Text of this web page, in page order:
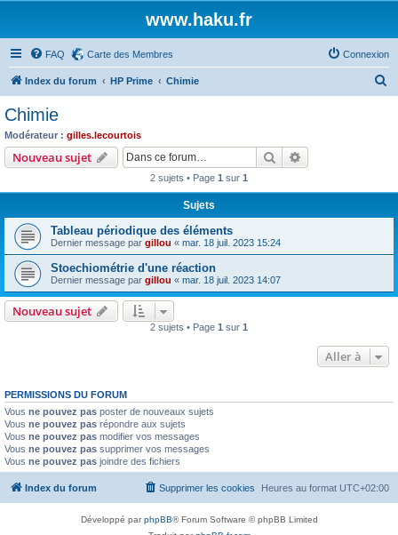
www.haku.fr
FAQ Carte des Membres Connexion
Index du forum HP Prime Chimie
Chimie
Modérateur : gilles.lecourtois
Nouveau sujet Rechercher
2 sujets • Page 1 sur 1
Sujets
Tableau périodique des éléments
Dernier message par gillou « mar. 18 juil. 2023 15:24
Stoechiométrie d'une réaction
Dernier message par gillou « mar. 18 juil. 2023 14:07
Nouveau sujet
2 sujets • Page 1 sur 1
Aller à
PERMISSIONS DU FORUM
Vous ne pouvez pas poster de nouveaux sujets
Vous ne pouvez pas répondre aux sujets
Vous ne pouvez pas modifier vos messages
Vous ne pouvez pas supprimer vos messages
Vous ne pouvez pas joindre des fichiers
Index du forum Heures au format UTC+02:00
Supprimer les cookies
Développé parphpBB® Forum Software © phpBB Limited